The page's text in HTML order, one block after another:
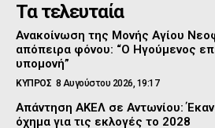
Τα τελευταία
Ανακοίνωση της Μονής Αγίου
απόπειρα φόνου: “Ο Ηγούμενος
υπομονή”
ΚΥΠΡΟΣ 8 Αυγούστου 2026, 19:17
Απάντηση ΑΚΕΛ σε Αντωνίου:
όχημα για τις εκλογές το 2028